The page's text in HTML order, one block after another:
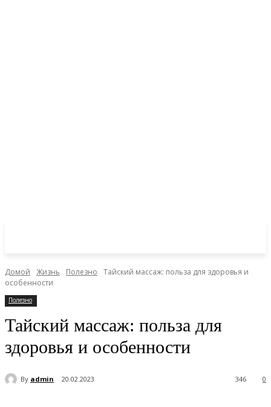
Домой Жизнь Полезно
Тайский массаж: польза для здоровья и
особенности
Полезно
Тайский массаж: польза для
здоровья и особенности
By admin 20.02.2023 0
346